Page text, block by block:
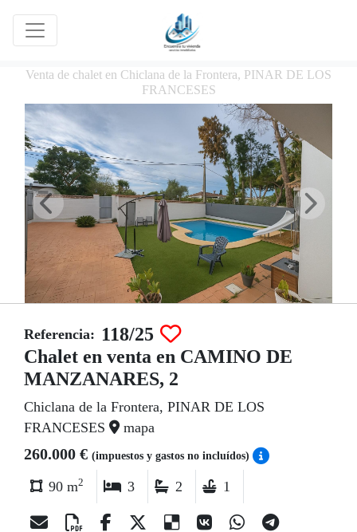
Venta de chalet en Chiclana de la Frontera, PINAR DE LOS
FRANCESES
Referencia: 118/25
Chalet en venta en CAMINO DE
MANZANARES, 2
Chiclana de la Frontera, PINAR DE LOS
FRANCESES
mapa
260.000 € (impuestos y gastos no incluídos)
90 m2 3 2 1